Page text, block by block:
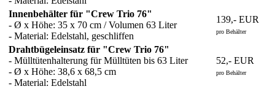
Innenbehälter für "Crew Trio 76"
- Ø x Höhe: 35 x 70 cm / Volumen 63 Liter
- Material: Edelstahl, geschliffen
139,- EUR
pro Behälter
Drahtbügeleinsatz für "Crew Trio 76"
- Mülltütenhalterung für Mülltüten bis 63 Liter
- Ø x Höhe: 38,6 x 68,5 cm
- Material: Edelstahl
52,- EUR
pro Behälter